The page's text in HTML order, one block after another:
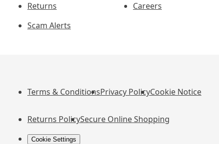
Returns
Scam Alerts
Careers
Terms & ConditionsPrivacy PolicyCookie Notice
Returns PolicySecure Online Shopping
Cookie Settings